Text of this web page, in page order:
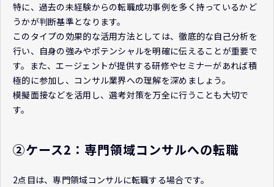
特に、過去の未経験からの転職成功事例を多く持っているかど
うかが判断基準となります。
このタイプの効果的な活用方法としては、徹底的な自己分析を
行い、自身の強みやポテンシャルを明確に伝えることが重要で
す。また、エージェントが提供する研修やセミナーがあれば積
極的に参加し、コンサル業界への理解を深めましょう。
模擬面接などを活用し、選考対策を万全に行うことも大切で
す。
②ケース2：専門領域コンサルへの転職
2点目は、専門領域コンサルに転職する場合です。